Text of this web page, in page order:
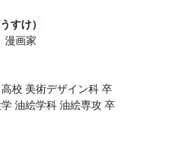
すけ）
漫画家
校 美術デザイン科 卒
油絵学科 油絵専攻 卒